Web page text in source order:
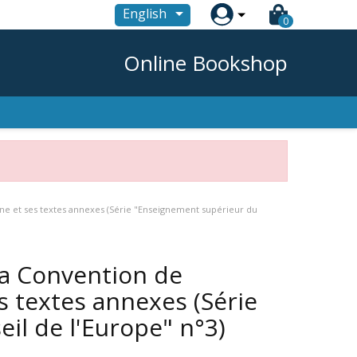
English  0
Online Bookshop
et ses textes annexes (Série "Enseignement supérieur du
Convention de
textes annexes (Série
de l'Europe" n°3)